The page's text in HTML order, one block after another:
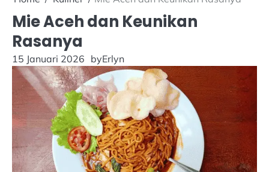
Mie Aceh dan Keunikan
Rasanya
15 Januari 2026 byErlyn